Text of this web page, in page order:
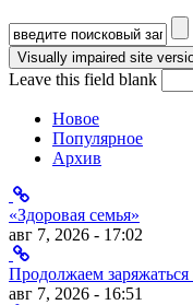
Форма поиска
Leave this field blank
Новое
Популярное
Архив
«Здоровая семья»
авг 7, 2026 - 17:02
Продолжаем
авг 7, 2026 - 16:51